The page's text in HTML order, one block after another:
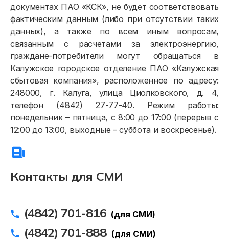
Контакты для СМИ
(4842) 701-816 (для СМИ)
(4842) 701-888 (для СМИ)
документах ПАО «КСК», не будет соответствовать
фактическим данным (либо при отсутствии таких
данных), а также по всем иным вопросам,
связанным с расчетами за электроэнергию,
граждане-потребители могут обращаться в
Калужское городское отделение ПАО «Калужская
сбытовая компания», расположенное по адресу:
248000, г. Калуга, улица Циолковского, д. 4,
телефон (4842) 27-77-40. Режим работы:
понедельник – пятница, с 8:00 до 17:00 (перерыв с
12:00 до 13:00, выходные – суббота и воскресенье).